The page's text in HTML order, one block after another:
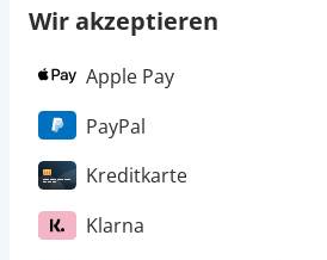
Wir akzeptieren
Apple Pay
PayPal
Kreditkarte
Klarna